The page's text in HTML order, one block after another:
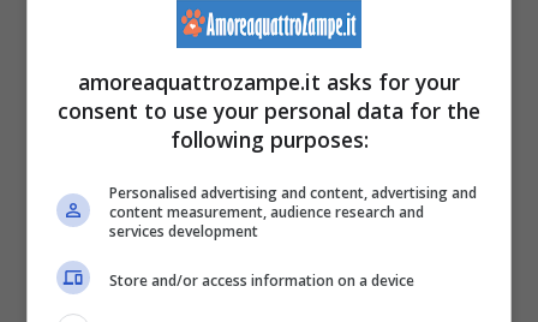
legato ad un paloa Ballarò. Portato
presto dal veterinario per gli accertamenti
necessari, Kafka è parso subito in buone
condizioni anche se spaventato. Un ragazzo
aveva deciso di sottrarlo a Miguel per poi
abbandonarlo al suo destino. Il vile gesto
non è commentabile ma, grazie ai volontari, il
amoreaquattrozampe.it asks for your
consent to use your personal data for the
following purposes:
Personalised advertising and content, advertising and
content measurement, audience research and
services development
Store and/or access information on a device